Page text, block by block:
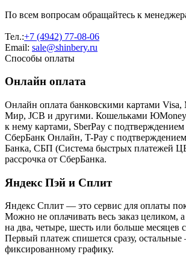
По всем вопросам обращайтесь к
Тел.:+7 (4942) 77-08-06
Email: sale@shinbery.ru
Способы оплаты
Онлайн оплата
Онлайн оплата банковскими картами Visa,
Мир, JCB и другими. Кошельками
к нему картами, SberPay с
СберБанк Онлайн, T-Pay с
Банка, СБП (Система быстрых платежей
рассрочка от СберБанка.
Яндекс Пэй и Сплит
Яндекс Cплит — это сервис для оплаты
Можно не оплачивать весь заказ целиком, а
на два, четыре, шесть или больше
Первый платеж спишется сразу,
фиксированному графику.